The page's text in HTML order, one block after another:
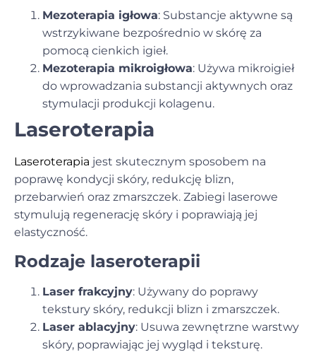
Mezoterapia igłowa: Substancje aktywne są
wstrzykiwane bezpośrednio w skórę za
pomocą cienkich igieł.
Mezoterapia mikroigłowa: Używa mikroigieł
do wprowadzania substancji aktywnych oraz
stymulacji produkcji kolagenu.
Laseroterapia
Laseroterapia jest skutecznym sposobem na
poprawę kondycji skóry, redukcję blizn,
przebarwień oraz zmarszczek. Zabiegi laserowe
stymulują regenerację skóry i poprawiają jej
elastyczność.
Rodzaje laseroterapii
Laser frakcyjny: Używany do poprawy
tekstury skóry, redukcji blizn i zmarszczek.
Laser ablacyjny: Usuwa zewnętrzne warstwy
skóry, poprawiając jej wygląd i teksturę.